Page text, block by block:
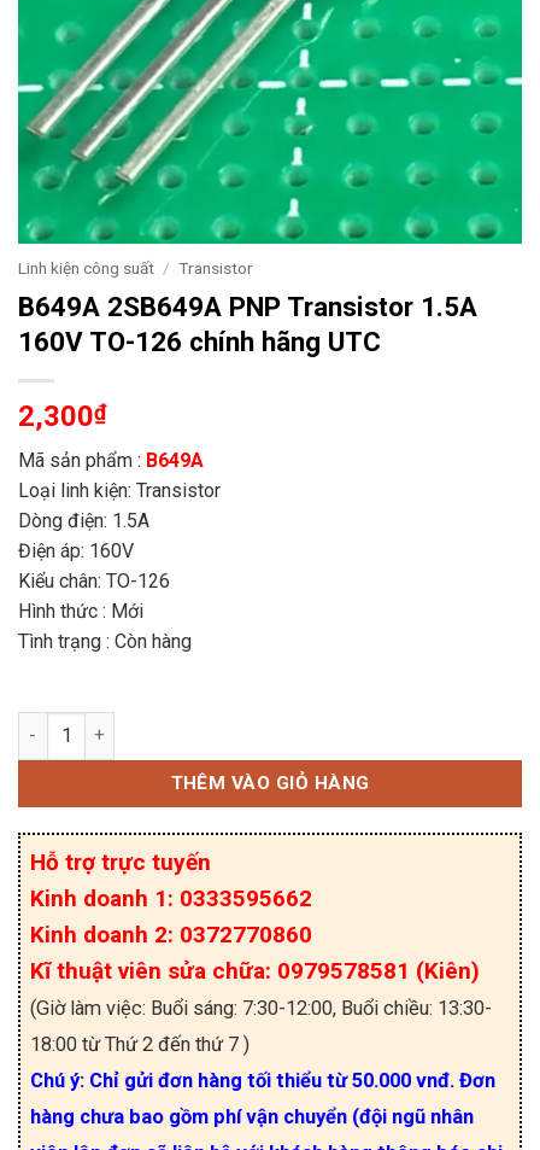
Linh kiện công suất / Transistor
B649A 2SB649A PNP Transistor 1.5A
160V TO-126 chính hãng UTC
2,300₫
Mã sản phẩm : B649A
Loại linh kiện: Transistor
Dòng điện: 1.5A
Điện áp: 160V
Kiểu chân: TO-126
Hình thức : Mới
Tình trạng : Còn hàng
B649A 2SB649A PNP Transistor 1.5A 160V TO-
THÊM VÀO GIỎ HÀNG
Hỗ trợ trực tuyến
Kinh doanh 1: 0333595662
Kinh doanh 2: 0372770860
Kĩ thuật viên sửa chữa: 0979578581 (Kiên)
(Giờ làm việc: Buổi sáng: 7:30-12:00, Buổi chiều: 13:30-
18:00 từ Thứ 2 đến thứ 7 )
Chú ý: Chỉ gửi đơn hàng tối thiểu từ 50.000 vnđ. Đơn
hàng chưa bao gồm phí vận chuyển (đội ngũ nhân